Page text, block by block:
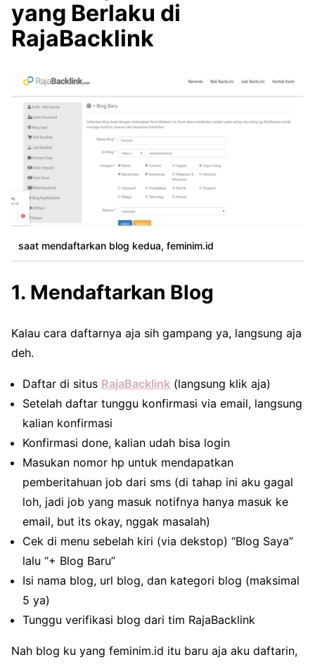
yang Berlaku di
RajaBacklink
saat mendaftarkan blog kedua, feminim.id
1. Mendaftarkan Blog
Kalau cara daftarnya aja sih gampang ya, langsung aja
deh.
Daftar di situs RajaBacklink (langsung klik aja)
Setelah daftar tunggu konfirmasi via email, langsung
kalian konfirmasi
Konfirmasi done, kalian udah bisa login
Masukan nomor hp untuk mendapatkan
pemberitahuan job dari sms (di tahap ini aku gagal
loh, jadi job yang masuk notifnya hanya masuk ke
email, but its okay, nggak masalah)
Cek di menu sebelah kiri (via dekstop) “Blog Saya”
lalu “+ Blog Baru”
Isi nama blog, url blog, dan kategori blog (maksimal
5 ya)
Tunggu verifikasi blog dari tim RajaBacklink
Nah blog ku yang feminim.id itu baru aja aku daftarin,